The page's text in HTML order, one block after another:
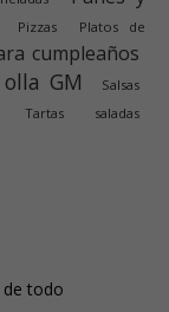
Pizzas
Platos de
cumpleaños
GM
Salsas
Tartas saladas
de todo